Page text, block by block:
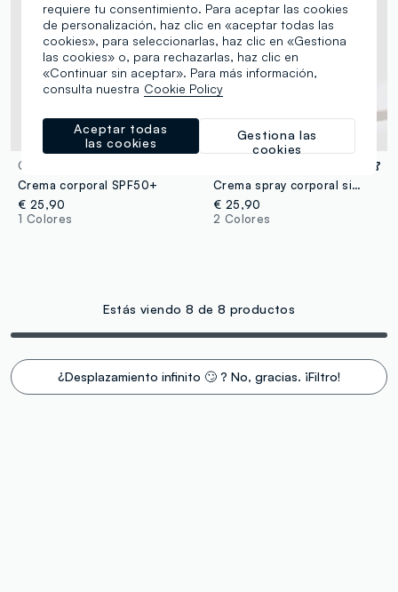
GOOVI
Crema corporal SPF50+
€ 25,90
1 Colores
Crema spray corporal sin gas SPF 30 200ml
€ 25,90
2 Colores
Estás viendo 8 de 8 productos
¿Desplazamiento infinito 🙄 ? No, gracias. ¡Filtro!
requiere tu consentimiento. Para aceptar las cookies
de personalización, haz clic en «aceptar todas las
cookies», para seleccionarlas, haz clic en «Gestiona
las cookies» o, para rechazarlas, haz clic en
«Continuar sin aceptar». Para más información,
consulta nuestra Cookie Policy
Gestiona las
cookies
Aceptar todas
las cookies